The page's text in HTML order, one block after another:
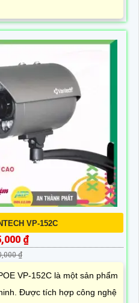
VP-152C
₫
₫
VP-152C là một sản phẩm
Được tích hợp công nghệ